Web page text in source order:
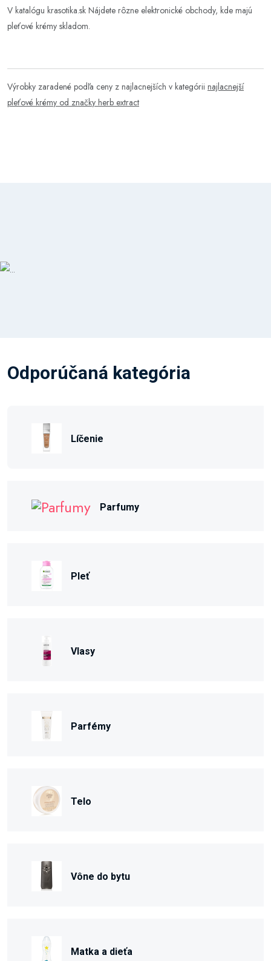
V katalógu krasotika.sk Nájdete rôzne elektronické obchody, kde majú
pleťové krémy skladom.
Výrobky zaradené podľa ceny z najlacnejších v kategórii najlacnejší
pleťové krémy od značky herb extract
Odporúčaná kategória
Líčenie
Parfumy
Pleť
Vlasy
Parfémy
Telo
Vône do bytu
Matka a dieťa